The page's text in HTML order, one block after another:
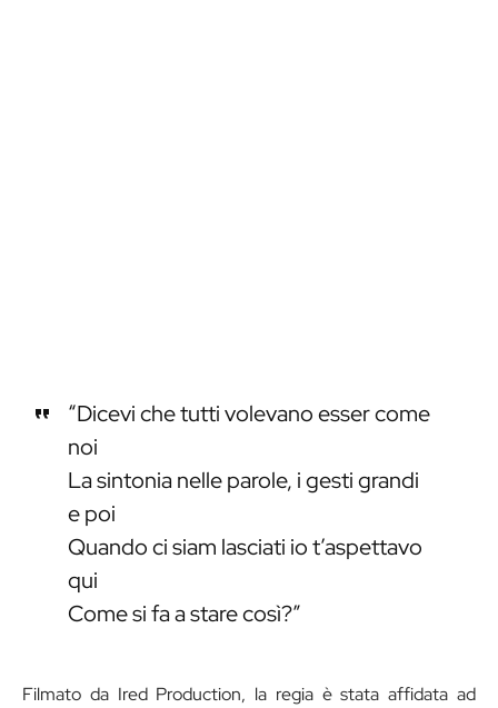
“Dicevi che tutti volevano esser come
noi
La sintonia nelle parole, i gesti grandi
e poi
Quando ci siam lasciati io t’aspettavo
qui
Come si fa a stare così?”
Filmato da Ired Production, la regia è stata affidata ad